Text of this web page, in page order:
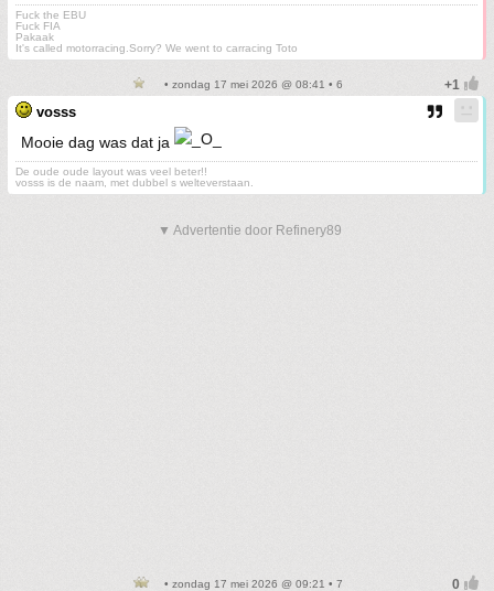
Fuck the EBU
Fuck FIA
Pakaak
It's called motorracing.Sorry? We went to carracing Toto
• zondag 17 mei 2026 @ 08:41 • 6
vosss
Mooie dag was dat ja
De oude oude layout was veel beter!!
vosss is de naam, met dubbel s welteverstaan.
▼ Advertentie door Refinery89
• zondag 17 mei 2026 @ 09:21 • 7